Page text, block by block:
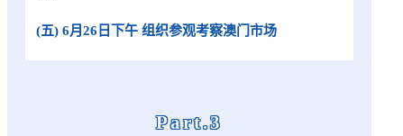
(五) 6月26日下午 组织参观考察澳门市场
Part.3